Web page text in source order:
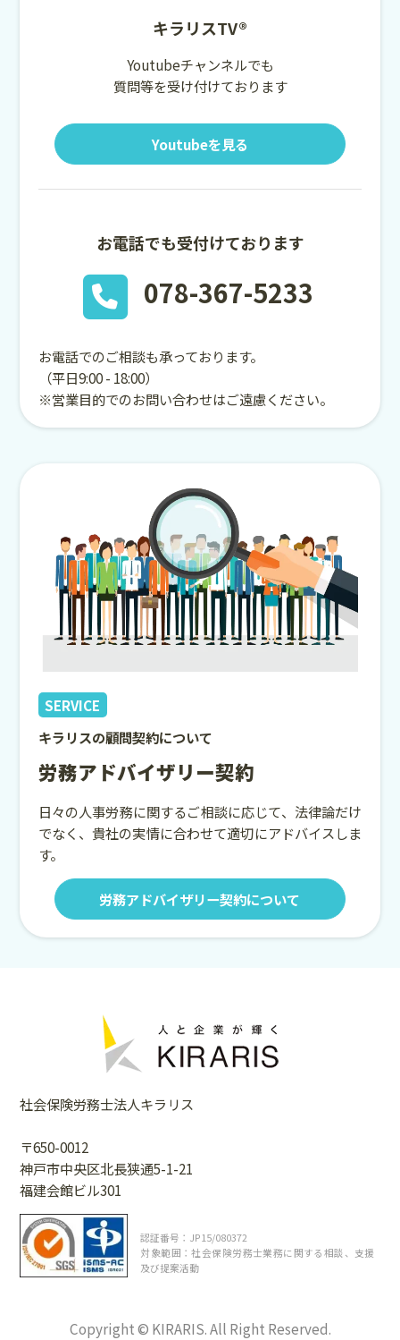
キラリスTV®
Youtubeチャンネルでも
質問等を受け付けております
Youtubeを見る
お電話でも受付けております
078-367-5233
お電話でのご相談も承っております。
（平日9:00 - 18:00）
※営業目的でのお問い合わせはご遠慮ください。
SERVICE
キラリスの顧問契約について
労務アドバイザリー契約
日々の人事労務に関するご相談に応じて、法律論だけ
でなく、貴社の実情に合わせて適切にアドバイスしま
す。
労務アドバイザリー契約について
社会保険労務士法人キラリス
〒650-0012
神戸市中央区北長狭通5-1-21
福建会館ビル301
認証番号：JP15/080372
対象範囲：社会保険労務士業務に関する相談、支援
及び提案活動
Copyright © KIRARIS. All Right Reserved.